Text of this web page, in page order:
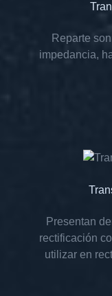
Reparte
impedancia,
Presentan
rectificación
utilizar en